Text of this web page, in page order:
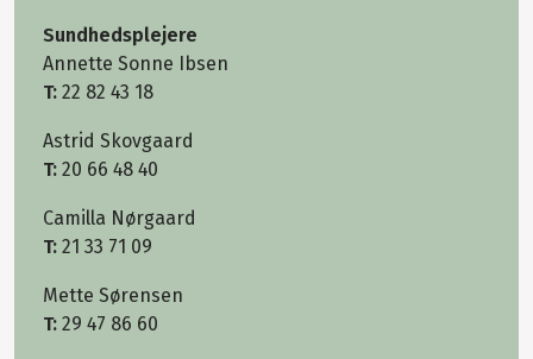
Sundhedsplejere
Annette Sonne Ibsen
T: 22 82 43 18
Astrid Skovgaard
T: 20 66 48 40
Camilla Nørgaard
T: 21 33 71 09
Mette Sørensen
T: 29 47 86 60